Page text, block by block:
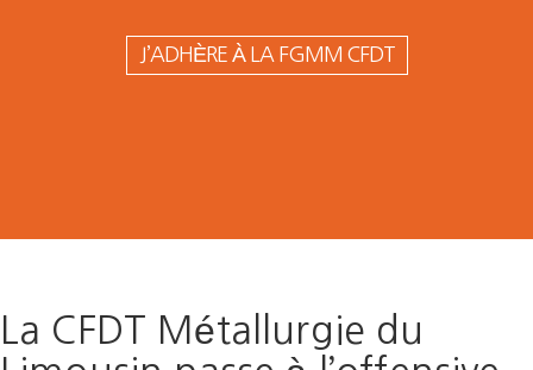
J’ADHÈRE À LA FGMM CFDT
La CFDT Métallurgie du